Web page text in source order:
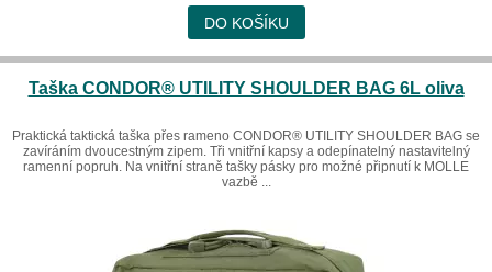
DO KOŠÍKU
Taška CONDOR® UTILITY SHOULDER BAG 6L oliva
Praktická taktická taška přes rameno CONDOR® UTILITY SHOULDER BAG se
zavíráním dvoucestným zipem. Tři vnitřní kapsy a odepínatelný nastavitelný
ramenní popruh. Na vnitřní straně tašky pásky pro možné připnutí k MOLLE
vazbě ...